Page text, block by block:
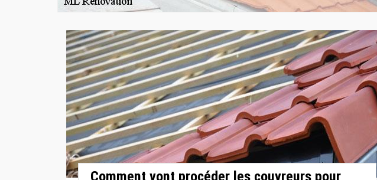
Comment vont procéder les couvreurs pour